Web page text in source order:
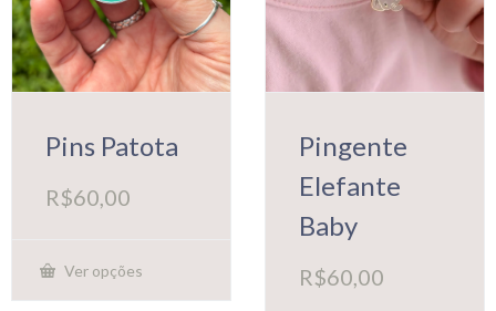
Pins Patota
R$60,00
Ver opções
Este
produto
Pingente
Elefante
Baby
R$60,00